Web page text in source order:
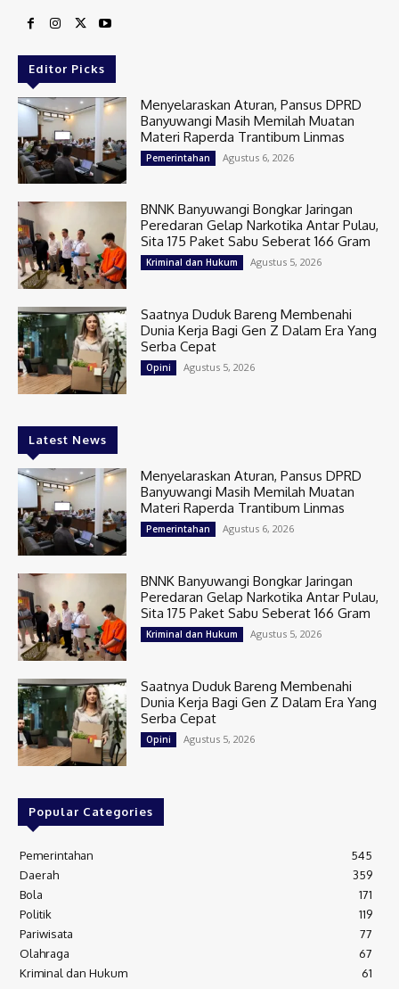
Editor Picks
Menyelaraskan Aturan, Pansus DPRD
Banyuwangi Masih Memilah Muatan
Materi Raperda Trantibum Linmas
Pemerintahan Agustus 6, 2026
BNNK Banyuwangi Bongkar Jaringan
Peredaran Gelap Narkotika Antar Pulau,
Sita 175 Paket Sabu Seberat 166 Gram
Kriminal dan Hukum Agustus 5, 2026
Saatnya Duduk Bareng Membenahi
Dunia Kerja Bagi Gen Z Dalam Era Yang
Serba Cepat
Opini Agustus 5, 2026
Latest News
Menyelaraskan Aturan, Pansus DPRD
Banyuwangi Masih Memilah Muatan
Materi Raperda Trantibum Linmas
Pemerintahan Agustus 6, 2026
BNNK Banyuwangi Bongkar Jaringan
Peredaran Gelap Narkotika Antar Pulau,
Sita 175 Paket Sabu Seberat 166 Gram
Kriminal dan Hukum Agustus 5, 2026
Saatnya Duduk Bareng Membenahi
Dunia Kerja Bagi Gen Z Dalam Era Yang
Serba Cepat
Opini Agustus 5, 2026
Popular Categories
Pemerintahan
545
Daerah
359
Bola
171
Politik
119
Pariwisata
77
Olahraga
67
Kriminal dan Hukum
61